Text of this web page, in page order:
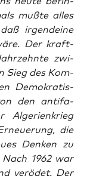
muß­te alles
irgend­ei­ne
Der kraft­
zwi­
Sieg des Kom­
Demo­kra­tis­
den anti­fa­
Alge­ri­en­krieg
die
Den­ken zu
1962 war
ver­ödet. Der